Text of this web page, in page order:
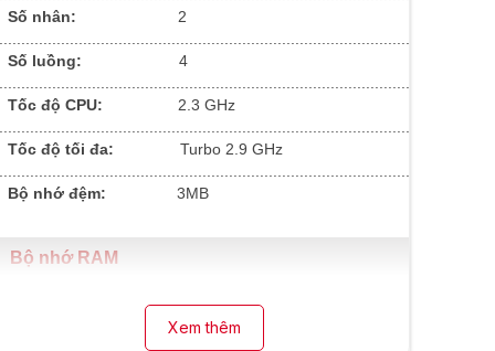
Số nhân:
2
Số luồng: 4
Tốc độ CPU: 2.3 GHz
Tốc độ tối đa: Turbo 2.9 GHz
Bộ nhớ đệm: 3MB
Bộ nhớ RAM
Dung lượng RAM:
8GB
.............................................................................................
Xem thêm